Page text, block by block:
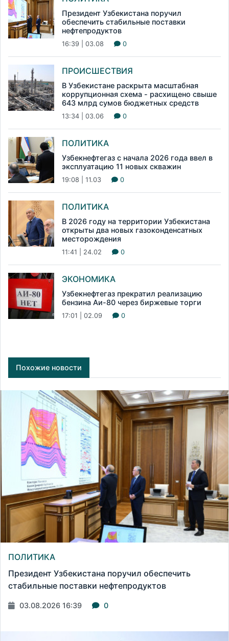
Президент Узбекистана поручил
обеспечить стабильные поставки
нефтепродуктов
16:39 | 03.08 0
ПРОИСШЕСТВИЯ
В Узбекистане раскрыта масштабная
коррупционная схема - расхищено свыше
643 млрд сумов бюджетных средств
13:34 | 03.06 0
ПОЛИТИКА
Узбекнефтегаз с начала 2026 года ввел в
эксплуатацию 11 новых скважин
19:08 | 11.03 0
ПОЛИТИКА
В 2026 году на территории Узбекистана
открыты два новых газоконденсатных
месторождения
11:41 | 24.02 0
ЭКОНОМИКА
Узбекнефтегаз прекратил реализацию
бензина Аи-80 через биржевые торги
17:01 | 02.09 0
Похожие новости
ПОЛИТИКА
Президент Узбекистана поручил обеспечить
стабильные поставки нефтепродуктов
03.08.2026 16:39 0